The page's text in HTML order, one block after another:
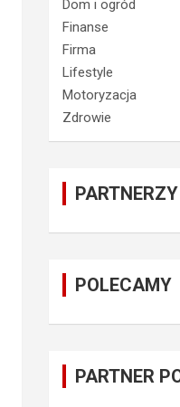
Dom i ogród
Finanse
Firma
Lifestyle
Motoryzacja
Zdrowie
PARTNERZY
POLECAMY
PARTNER